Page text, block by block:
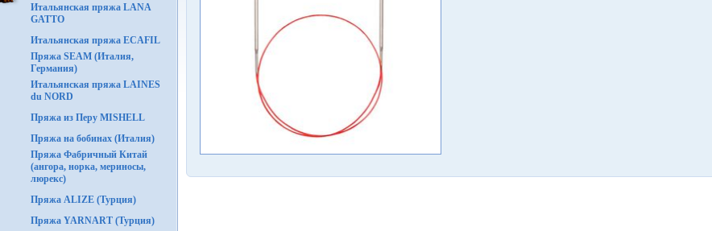
Итальянская пряжа LANA
GATTO
Итальянская пряжа ECAFIL
Пряжа SEAM (Италия,
Германия)
Итальянская пряжа LAINES
du NORD
Пряжа из Перу MISHELL
Пряжа на бобинах (Италия)
Пряжа Фабричный Китай
(ангора, норка, мериносы,
люрекс)
Пряжа ALIZE (Турция)
Пряжа YARNART (Турция)